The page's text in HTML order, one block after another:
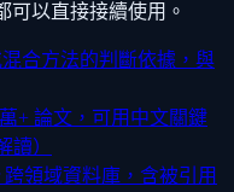
可以直接接續使用。
合方法的判斷依據，與
+ 論文，可用中文關鍵
讀）
跨領域資料庫，含被引用